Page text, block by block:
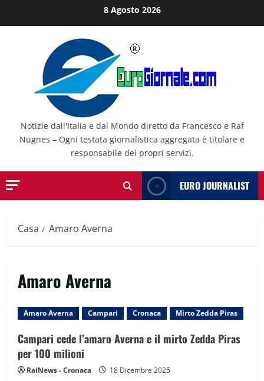
al
8 Agosto 2026
Notizie dall'Italia e dal Mondo diretto da Francesco e Raf
Nugnes – Ogni testata giornalistica aggregata è titolare e
responsabile dei propri servizi.
EURO JOURNALIST
Casa Amaro Averna
Amaro Averna
Amaro Averna Campari Cronaca Mirto Zedda Piras
Campari cede l’amaro Averna e il mirto Zedda Piras
per 100 milioni
RaiNews - Cronaca 18 Dicembre 2025